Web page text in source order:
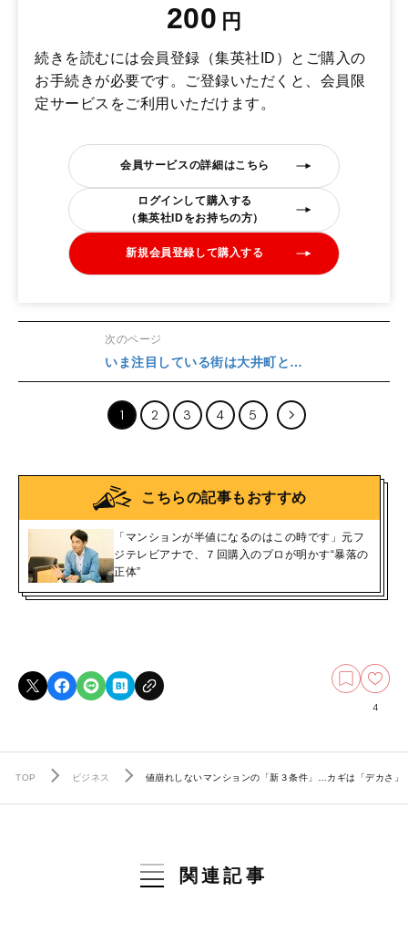
200 円
続きを読むには会員登録（集英社ID）とご購入の
お手続きが必要です。ご登録いただくと、会員限
定サービスをご利用いただけます。
会員サービスの詳細はこちら
ログインして購入する
（集英社IDをお持ちの方）
新規会員登録して購入する
次のページ
いま注目している街は大井町と…
1 2 3 4 5
こちらの記事もおすすめ
「マンションが半値になるのはこの時です」元フ
ジテレビアナで、７回購入のプロが明かす“暴落の
正体”
4
TOP ビジネス 値崩れしないマンションの「新３条件」…カギは「デカさ
関連記事